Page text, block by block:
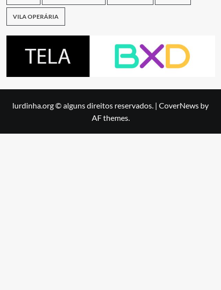
VILA OPERÁRIA
lurdinha.org © alguns direitos reservados. | CoverNews by
AF themes.